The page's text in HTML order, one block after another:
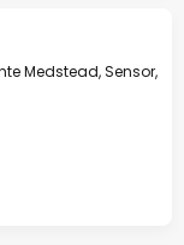
Medstead, Sensor,